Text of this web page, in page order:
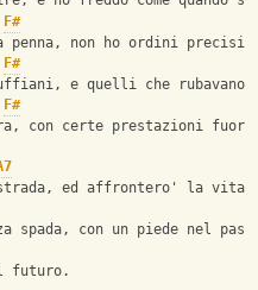
F#
penna, non ho ordini precisi
F#
e quelli che rubavano
F#
con certe prestazioni
ed affrontero' la vita a
spada, con un piede nel
futuro.